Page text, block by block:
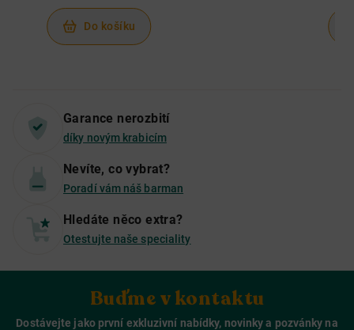
Do košíku
Garance nerozbití
díky novým krabicím
Nevíte, co vybrat?
Poradí vám náš barman
Hledáte něco extra?
Otestujte naše speciality
Buďme v kontaktu
Dostávejte jako první exkluzivní nabídky, novinky a pozvánky na